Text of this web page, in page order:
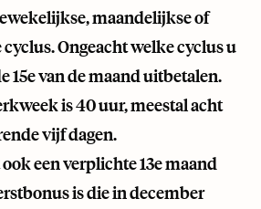
maandelijkse of
Ongeacht welke cyclus u
15e van de maand uitbetalen.
is 40 uur, meestal acht
vijf dagen.
een verplichte 13e maand
is die in december